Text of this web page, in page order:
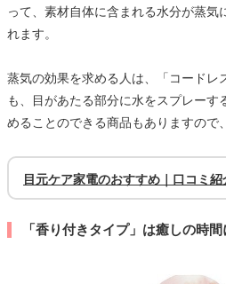
って、素材自体に含まれる水分が蒸気
れます。
蒸気の効果を求める人は、「コードレ
も、目があたる部分に水をスプレーす
めることのできる商品もありますので
目元ケア家電のおすすめ｜口コミ
「香り付きタイプ」は癒しの時間